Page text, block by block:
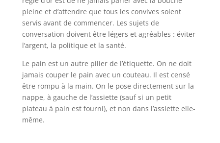
pleine et d’attendre que tous les convives soient
servis avant de commencer. Les sujets de
conversation doivent être légers et agréables : éviter
l’argent, la politique et la santé.
Le pain est un autre pilier de l’étiquette. On ne doit
jamais couper le pain avec un couteau. Il est censé
être rompu à la main. On le pose directement sur la
nappe, à gauche de l’assiette (sauf si un petit
plateau à pain est fourni), et non dans l’assiette elle-
même.